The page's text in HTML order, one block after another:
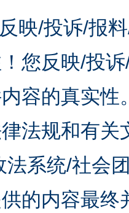
映/投诉/报
您反映/投
容的真实
法规和有关
系统/社会
的内容最